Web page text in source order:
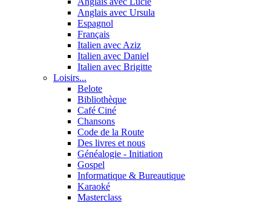
Anglais avec Ursula
Espagnol
Français
Italien avec Aziz
Italien avec Daniel
Italien avec Brigitte
Loisirs...
Belote
Bibliothèque
Café Ciné
Chansons
Code de la Route
Des livres et nous
Généalogie - Initiation
Gospel
Informatique & Bureautique
Karaoké
Masterclass